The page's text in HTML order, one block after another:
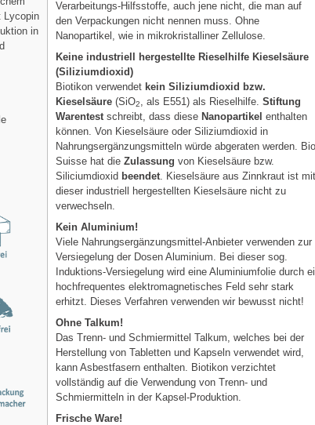
Lycopin
in
Verarbeitungs-Hilfsstoffe, auch jene nicht, die man auf
den Verpackungen nicht nennen muss. Ohne
Nanopartikel, wie in mikrokristalliner Zellulose.
Keine industriell hergestellte Rieselhilfe Kieselsäure
(Siliziumdioxid)
Biotikon verwendet kein Siliziumdioxid bzw.
Kieselsäure (SiO2 , als E551) als Rieselhilfe.Stiftung
Warentest schreibt, dass diese Nanopartikel enthalten
können. Von Kieselsäure oder Siliziumdioxid in
Nahrungsergänzungsmitteln würde abgeraten werden.
Suisse hat dieZulassung von Kieselsäure bzw.
Siliciumdioxid beendet . Kieselsäure aus Zinnkraut ist
dieser industriell hergestellten Kieselsäure nicht zu
verwechseln.
Kein Aluminium!
Viele Nahrungsergänzungsmittel-Anbieter verwenden zur
Versiegelung der Dosen Aluminium. Bei dieser sog.
Induktions-Versiegelung wird eine Aluminiumfolie durch
hochfrequentes elektromagnetisches Feld sehr stark
erhitzt. Dieses Verfahren verwenden wir bewusst nicht!
Ohne Talkum!
Das Trenn- und Schmiermittel Talkum, welches bei der
Herstellung von Tabletten und Kapseln verwendet wird,
kann Asbestfasern enthalten. Biotikon verzichtet
vollständig auf die Verwendung von Trenn- und
Schmiermitteln in der Kapsel-Produktion.
Frische Ware!